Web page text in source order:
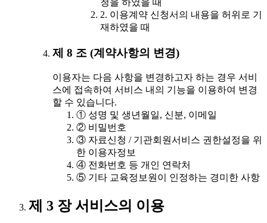
2. 이용계약 신청서의 내용을 허위로 기
재하였을 때
제 8 조 (계약사항의 변경)
이용자는 다음 사항을 변경하고자 하는 경우 서비
스에 접속하여 서비스 내의 기능을 이용하여 변경
할 수 있습니다.
① 성명 및 생년월일, 신분, 이메일
② 비밀번호
③ 자료신청 / 기관회원서비스 권한설정을 위
한 이용자정보
④ 전화번호 등 개인 연락처
⑤ 기타 교육정보원이 인정하는 경미한 사항
제 3 장 서비스의 이용